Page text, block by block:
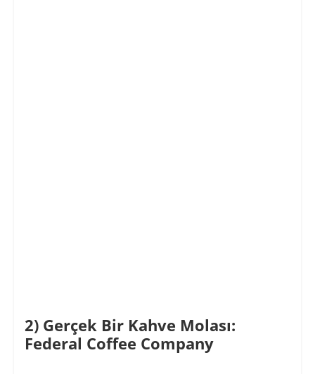
2) Gerçek Bir Kahve Molası:
Federal Coffee Company